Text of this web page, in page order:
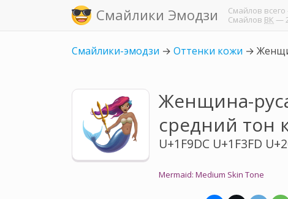
Смайлики Эмодзи Смайлов всего
Смайлов ВК —
Смайлики-эмодзи → Оттенки кожи →
Женщина-
средний тон
U+1F9DC U+1F3FD
Mermaid: Medium Skin Tone